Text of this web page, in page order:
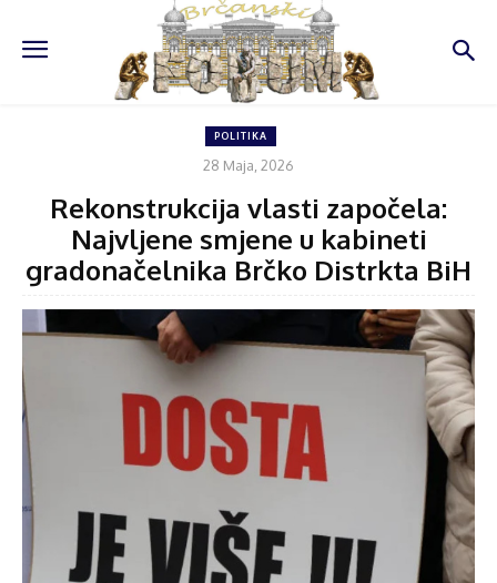
POLITIKA
28 Maja, 2026
Rekonstrukcija vlasti započela:
Najvljene smjene u kabineti
gradonačelnika Brčko Distrkta BiH